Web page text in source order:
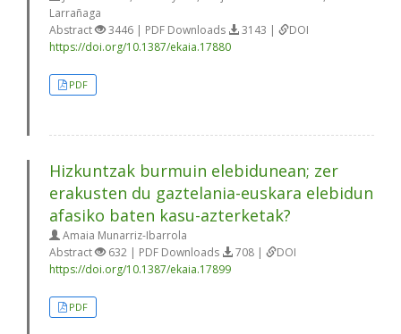
Larrañaga
Abstract
3446 | PDF Downloads 3143 |
DOI
https://doi.org/10.1387/ekaia.17880
PDF
Hizkuntzak burmuin elebidunean; zer
erakusten du gaztelania-euskara elebidun
afasiko baten kasu-azterketak?
Amaia Munarriz-Ibarrola
Abstract
632 | PDF Downloads 708 |
DOI
https://doi.org/10.1387/ekaia.17899
PDF